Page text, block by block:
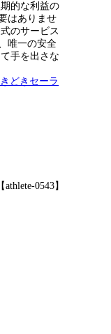
的な利益の
はありませ
のサービス
唯一の安全
手を出さな
どきセーラ
0543】